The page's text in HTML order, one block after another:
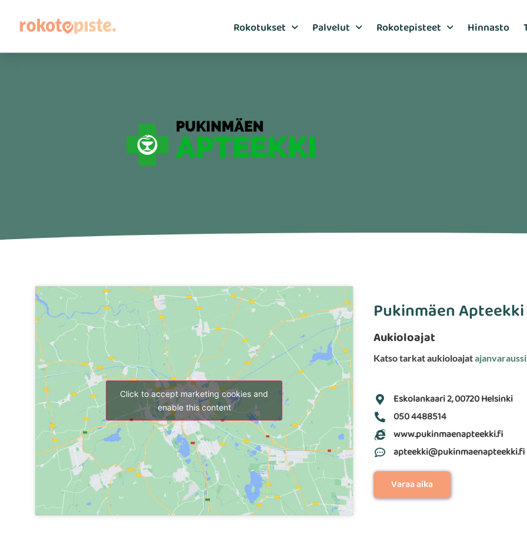
Rokotukset Palvelut Rokotepisteet Hinnasto
Click to accept marketing cookies and
enable this content
Pukinmäen Apteekki
Aukioloajat
Katso tarkat aukioloajat
Eskolankaari 2, 00720 Helsinki
050 4488514
www.pukinmaenapteekki.fi
apteekki@pukinmaenapteekki.fi
Varaa aika